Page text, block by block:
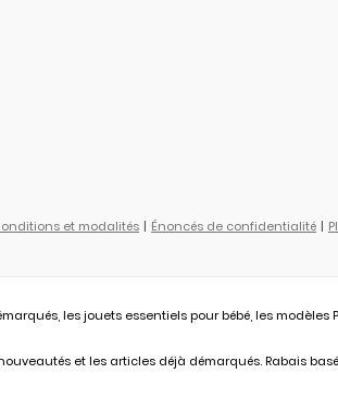
et modalités
Énoncés de confidentialité
les jouets essentiels pour bébé, les
nouveautés et les articles déjà démarqués. Rabais